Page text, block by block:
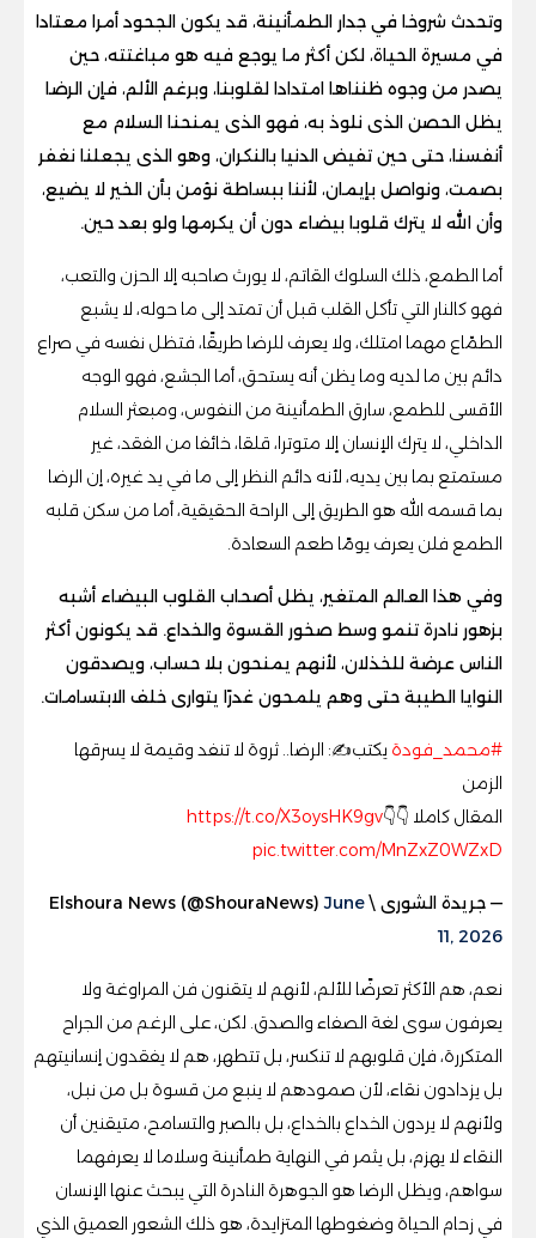
وتحدث شروخا في جدار الطمأنينة، قد يكون الجحود أمرا معتادا
في مسيرة الحياة، لكن أكثر ما يوجع فيه هو مباغتته، حين
يصدر من وجوه ظنناها امتدادا لقلوبنا، وبرغم الألم، فإن الرضا
يظل الحصن الذى نلوذ به، فهو الذى يمنحنا السلام مع
أنفسنا، حتى حين تفيض الدنيا بالنكران، وهو الذى يجعلنا نغفر
بصمت، ونواصل بإيمان، لأننا ببساطة نؤمن بأن الخير لا يضيع،
وأن الله لا يترك قلوبا بيضاء دون أن يكرمها ولو بعد حين.
أما الطمع، ذلك السلوك القاتم، لا يورث صاحبه إلا الحزن والتعب،
فهو كالنار التي تأكل القلب قبل أن تمتد إلى ما حوله، لا يشبع
الطمّاع مهما امتلك، ولا يعرف للرضا طريقًا، فتظل نفسه في صراع
دائم بين ما لديه وما يظن أنه يستحق، أما الجشع، فهو الوجه
الأقسى للطمع، سارق الطمأنينة من النفوس، ومبعثر السلام
الداخلي، لا يترك الإنسان إلا متوترا، قلقا، خائفا من الفقد، غير
مستمتع بما بين يديه، لأنه دائم النظر إلى ما في يد غيره، إن الرضا
بما قسمه الله هو الطريق إلى الراحة الحقيقية، أما من سكن قلبه
الطمع فلن يعرف يومًا طعم السعادة.
وفي هذا العالم المتغير، يظل أصحاب القلوب البيضاء أشبه
بزهور نادرة تنمو وسط صخور القسوة والخداع. قد يكونون أكثر
الناس عرضة للخذلان، لأنهم يمنحون بلا حساب، ويصدقون
النوايا الطيبة حتى وهم يلمحون غدرًا يتوارى خلف الابتسامات.
#محمد_فودة يكتب✍️: الرضا.. ثروة لا تنفد وقيمة لا يسرقها
الزمن
المقال كاملا 👇👇https://t.co/X3oysHK9gv
pic.twitter.com/MnZxZ0WZxD
— جريدة الشورى \ Elshoura News (@ShouraNews)June
11, 2026
نعم، هم الأكثر تعرضًا للألم، لأنهم لا يتقنون فن المراوغة ولا
يعرفون سوى لغة الصفاء والصدق. لكن، على الرغم من الجراح
المتكررة، فإن قلوبهم لا تنكسر، بل تتطهر، هم لا يفقدون إنسانيتهم
بل يزدادون نقاء، لأن صمودهم لا ينبع من قسوة بل من نبل،
ولأنهم لا يردون الخداع بالخداع، بل بالصبر والتسامح، متيقنين أن
النقاء لا يهزم، بل يثمر في النهاية طمأنينة وسلاما لا يعرفهما
سواهم، ويظل الرضا هو الجوهرة النادرة التي يبحث عنها الإنسان
في زحام الحياة وضغوطها المتزايدة، هو ذلك الشعور العميق الذي